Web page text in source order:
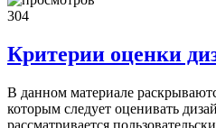
304
Критерии оценки
В данном материале
которым следует оценивать
рассматривается